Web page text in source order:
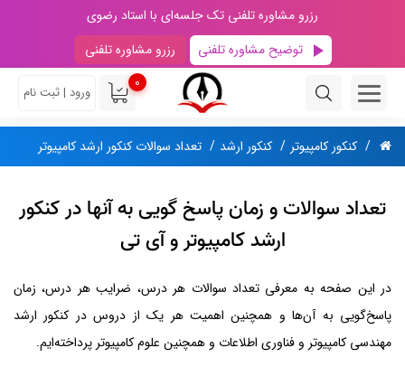
رزرو مشاوره تلفنی تک جلسه‌ای با استاد رضوی
توضیح مشاوره تلفنی
رزرو مشاوره تلفنی
0
ورود | ثبت نام
کنکور کامپیوتر کنکور ارشد تعداد سوالات کنکور ارشد کامپیوتر
تعداد سوالات و زمان پاسخ گویی به آنها در کنکور
ارشد کامپیوتر و آی تی
در این صفحه به معرفی تعداد سوالات هر درس، ضرایب هر درس، زمان
پاسخ‌گویی به آن‌ها و همچنین اهمیت هر یک از دروس در کنکور ارشد
مهندسی کامپیوتر و فناوری اطلاعات و همچنین علوم کامپیوتر پرداخته‌ایم.